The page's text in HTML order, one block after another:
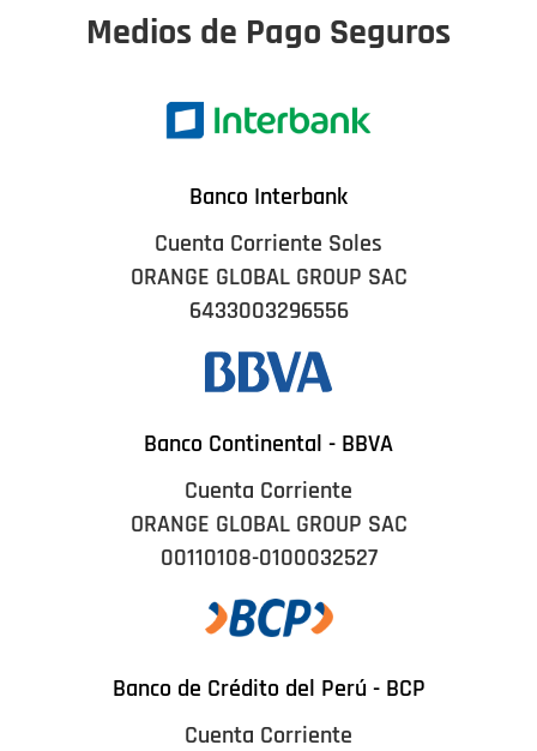
Medios de Pago Seguros
Banco Interbank
Cuenta Corriente Soles
ORANGE GLOBAL GROUP SAC
6433003296556
Banco Continental - BBVA
Cuenta Corriente
ORANGE GLOBAL GROUP SAC
00110108-0100032527
Banco de Crédito del Perú - BCP
Cuenta Corriente